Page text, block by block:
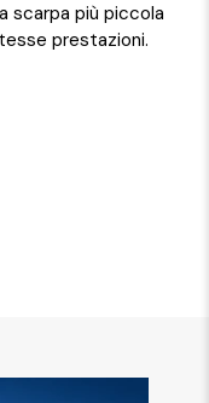
scarpa più piccola
prestazioni.